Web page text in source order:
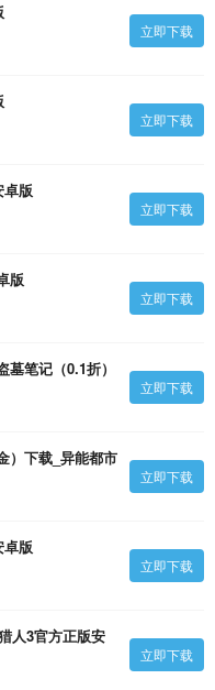
立即下载
立即下载
卓版
立即下载
版
立即下载
笔记（0.1折）
立即下载
）下载_异能都市
立即下载
卓版
立即下载
人3官方正版安
立即下载